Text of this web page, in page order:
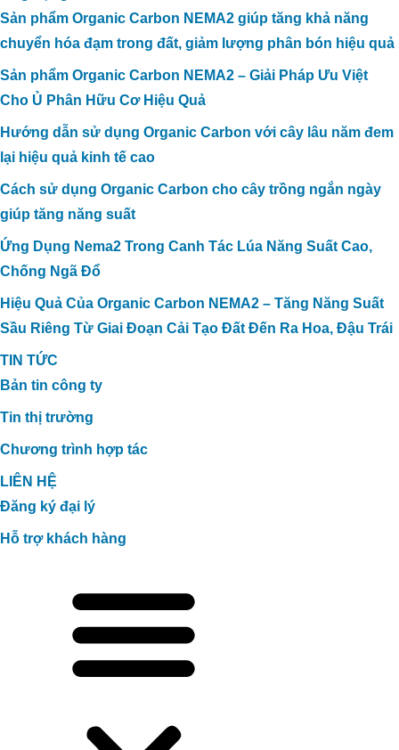
Sản phẩm Organic Carbon NEMA2 giúp tăng khả năng
chuyển hóa đạm trong đất, giảm lượng phân bón hiệu quả
Sản phẩm Organic Carbon NEMA2 – Giải Pháp Ưu Việt
Cho Ủ Phân Hữu Cơ Hiệu Quả
Hướng dẫn sử dụng Organic Carbon với cây lâu năm đem
lại hiệu quả kinh tế cao
Cách sử dụng Organic Carbon cho cây trồng ngắn ngày
giúp tăng năng suất
Ứng Dụng Nema2 Trong Canh Tác Lúa Năng Suất Cao,
Chống Ngã Đổ
Hiệu Quả Của Organic Carbon NEMA2 – Tăng Năng Suất
Sầu Riêng Từ Giai Đoạn Cải Tạo Đất Đến Ra Hoa, Đậu Trái
TIN TỨC
Bản tin công ty
Tin thị trường
Chương trình hợp tác
LIÊN HỆ
Đăng ký đại lý
Hỗ trợ khách hàng